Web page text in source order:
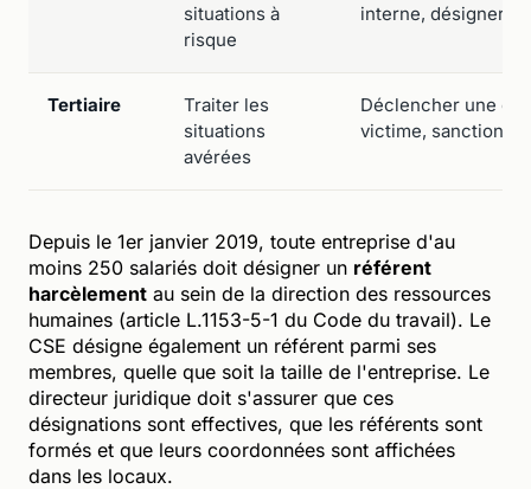
situations à
risque
interne, désigner
Tertiaire
Traiter les
situations
avérées
Déclencher une
victime,
Depuis le 1er janvier 2019, toute entreprise d'au
moins 250 salariés doit désigner un référent
harcèlement au sein de la direction des ressources
humaines (article L.1153-5-1 du Code du travail). Le
CSE désigne également un référent parmi ses
membres, quelle que soit la taille de l'entreprise. Le
directeur juridique doit s'assurer que ces
désignations sont effectives, que les référents sont
formés et que leurs coordonnées sont affichées
dans les locaux.